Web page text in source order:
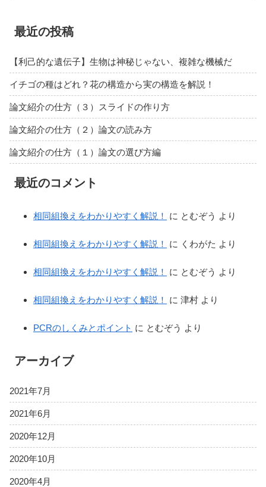
最近の投稿
【利己的な遺伝子】生物は神秘じゃない、複雑な機械だ
イチゴの種はどれ？花の構造から実の構造を解説！
論文紹介の仕方（３）スライドの作り方
論文紹介の仕方（２）論文の読み方
論文紹介の仕方（１）論文の選び方編
最近のコメント
相同組換えをわかりやすく解説！ に とむぞう より
相同組換えをわかりやすく解説！ に くわがた より
相同組換えをわかりやすく解説！ に とむぞう より
相同組換えをわかりやすく解説！ に 津村 より
PCRのしくみとポイント に とむぞう より
アーカイブ
2021年7月
2021年6月
2020年12月
2020年10月
2020年4月